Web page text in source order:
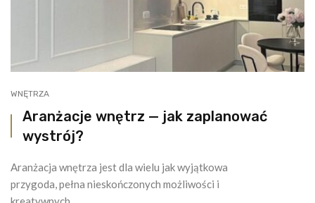
WNĘTRZA
Aranżacje wnętrz — jak zaplanować
wystrój?
Aranżacja wnętrza jest dla wielu jak wyjątkowa
przygoda, pełna nieskończonych możliwości i